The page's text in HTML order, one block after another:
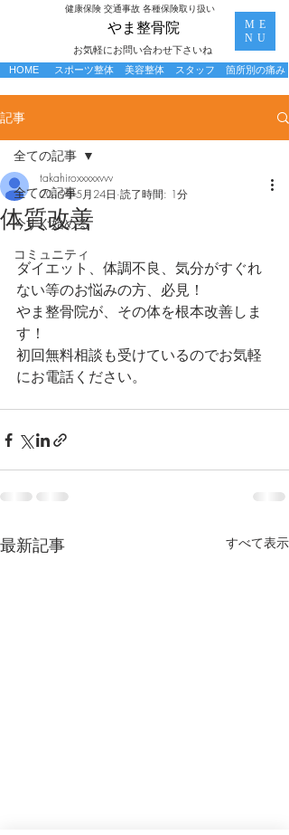
お気軽にお問い合わせ下さいね
​やま整骨院
​健康保険 交通事故 各種保険取り扱い
ME
NU
スポーツ整体 美容整体 箇所別の痛み
HOME スタッフ
記事
全ての記事
今すぐ始める
コミュニティ
全ての記事
体質改善
takahiroxxxxxvvv
2019年5月24日 読了時間: 1分
ダイエット、体調不良、気分がすぐれ
ない等のお悩みの方、必見！
やま整骨院が、その体を根本改善しま
す！
初回無料相談も受けているのでお気軽
にお電話ください。
最新記事 すべて表示